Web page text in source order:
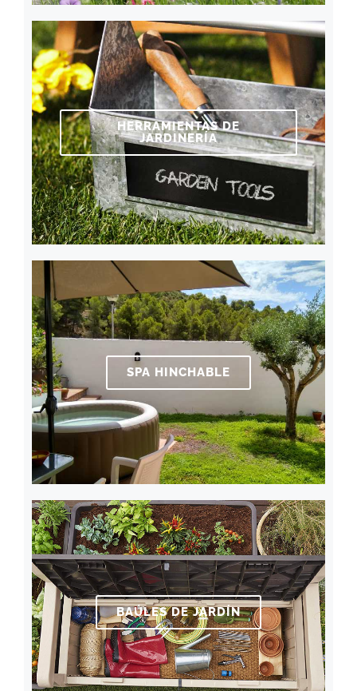
HERRAMIENTAS DE
JARDINERÍA
SPA HINCHABLE
BAÚLES DE JARDÍN